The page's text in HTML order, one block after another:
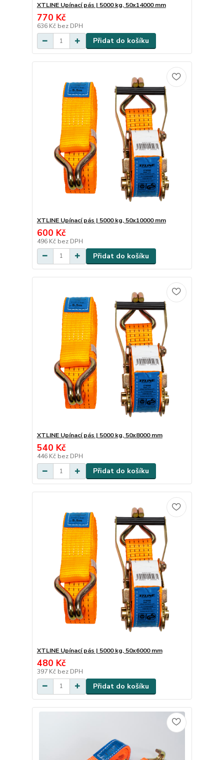
XTLINE Upínací pás | 5000 kg, 50x14000 mm
770 Kč
636 Kč bez DPH
Přidat do košíku
XTLINE Upínací pás | 5000 kg, 50x10000 mm
600 Kč
496 Kč bez DPH
Přidat do košíku
XTLINE Upínací pás | 5000 kg, 50x8000 mm
540 Kč
446 Kč bez DPH
Přidat do košíku
XTLINE Upínací pás | 5000 kg, 50x6000 mm
480 Kč
397 Kč bez DPH
Přidat do košíku